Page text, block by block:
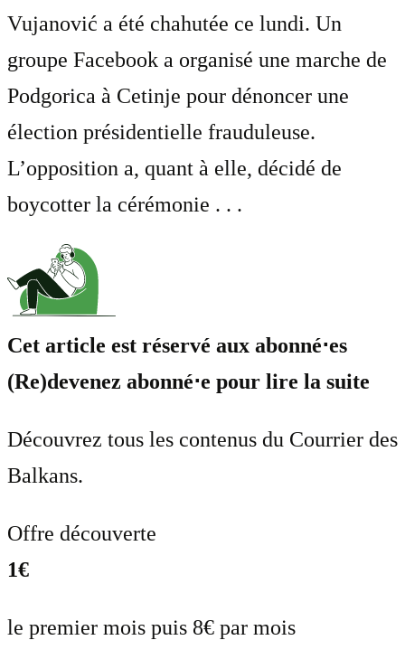
Vujanović a été chahutée ce lundi. Un
groupe Facebook a organisé une marche de
Podgorica à Cetinje pour dénoncer une
élection présidentielle frauduleuse.
L’opposition a, quant à elle, décidé de
boycotter la cérémonie . . .
Cet article est réservé aux abonné⋅es
(Re)devenez abonné⋅e pour lire la suite
Découvrez tous les contenus du Courrier des
Balkans.
Offre découverte
1€
le premier mois puis 8€ par mois